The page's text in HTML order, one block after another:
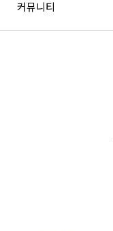
커뮤니티